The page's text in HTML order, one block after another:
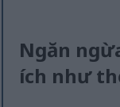
Ngăn
ích như